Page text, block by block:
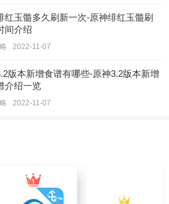
红玉髓多久刷新一次-原神绯红玉髓刷
间介绍
2022-11-07
版本新增食谱有哪些-原神3.2版本新增
介绍一览
2022-11-07